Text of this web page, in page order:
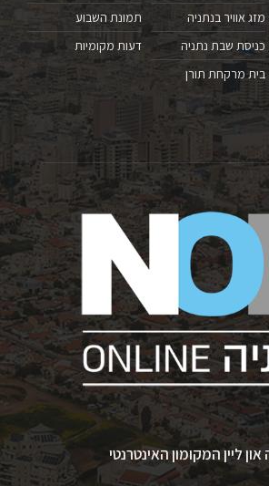
מזג אוויר בנתניה
כניסת שבת נתניה
בית מרקחת תורן
תמונת השבוע
דעות מקומיות
און ליין המקומון האינטרנטי